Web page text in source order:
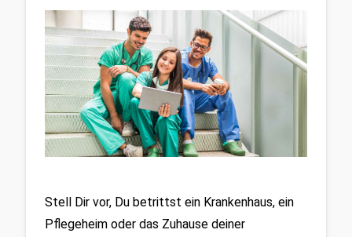
Stell Dir vor, Du betrittst ein Krankenhaus, ein
Pflegeheim oder das Zuhause deiner